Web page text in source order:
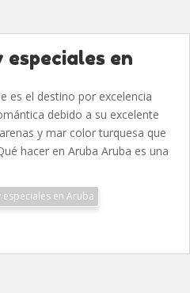
especiales en
es el destino por excelencia
debido a su excelente
y mar color turquesa que
hacer en Aruba Aruba es una
en Aruba